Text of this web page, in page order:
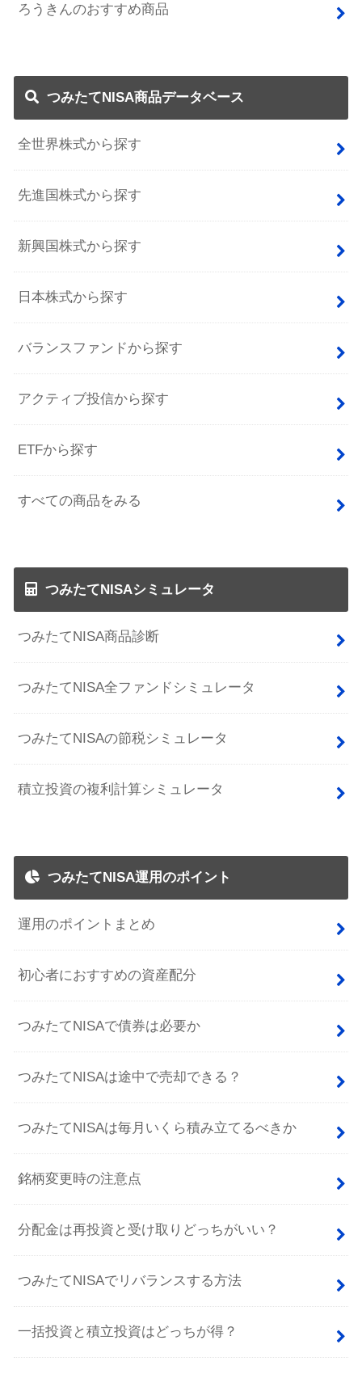
ろうきんのおすすめ商品
つみたてNISA商品データベース
全世界株式から探す
先進国株式から探す
新興国株式から探す
日本株式から探す
バランスファンドから探す
アクティブ投信から探す
ETFから探す
すべての商品をみる
つみたてNISAシミュレータ
つみたてNISA商品診断
つみたてNISA全ファンドシミュレータ
つみたてNISAの節税シミュレータ
積立投資の複利計算シミュレータ
つみたてNISA運用のポイント
運用のポイントまとめ
初心者におすすめの資産配分
つみたてNISAで債券は必要か
つみたてNISAは途中で売却できる？
つみたてNISAは毎月いくら積み立てるべきか
銘柄変更時の注意点
分配金は再投資と受け取りどっちがいい？
つみたてNISAでリバランスする方法
一括投資と積立投資はどっちが得？